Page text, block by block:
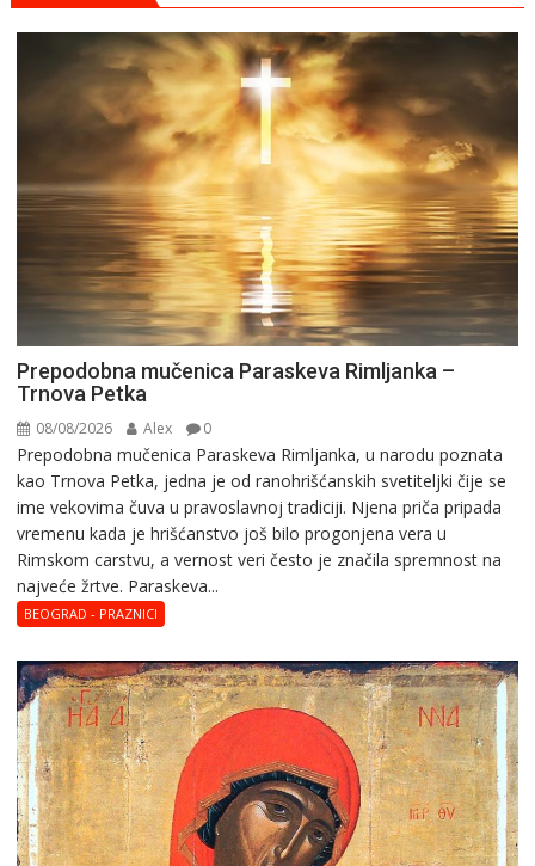
Prepodobna mučenica Paraskeva Rimljanka –
Trnova Petka
08/08/2026 Alex 0
Prepodobna mučenica Paraskeva Rimljanka, u narodu poznata
kao Trnova Petka, jedna je od ranohrišćanskih svetiteljki čije se
ime vekovima čuva u pravoslavnoj tradiciji. Njena priča pripada
vremenu kada je hrišćanstvo još bilo progonjena vera u
Rimskom carstvu, a vernost veri često je značila spremnost na
najveće žrtve. Paraskeva...
BEOGRAD - PRAZNICI